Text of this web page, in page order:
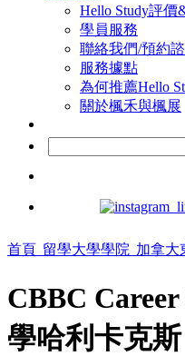
Hello Study評價
學員服務
聯絡我們/預約
服務據點
為何推薦Hello
關於楓禾與楓展
首頁 留學大學學院 加拿大
CBBC
學哈利卡克斯